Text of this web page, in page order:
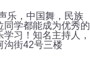
乐，中国舞，民族
同学都能成为优秀的
习！知名主持人，
沟街42号三楼